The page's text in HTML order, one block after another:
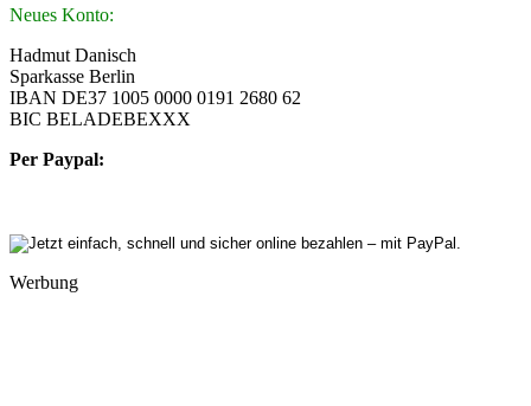
Neues Konto:
Hadmut Danisch
Sparkasse Berlin
IBAN DE37 1005 0000 0191 2680 62
BIC BELADEBEXXX
Per Paypal:
Werbung